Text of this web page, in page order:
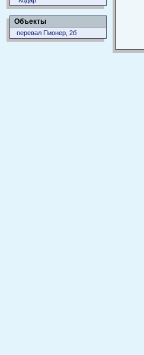
Объекты
перевал Пионер, 2б